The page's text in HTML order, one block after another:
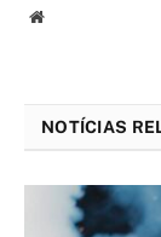
Website
NOTÍCIAS